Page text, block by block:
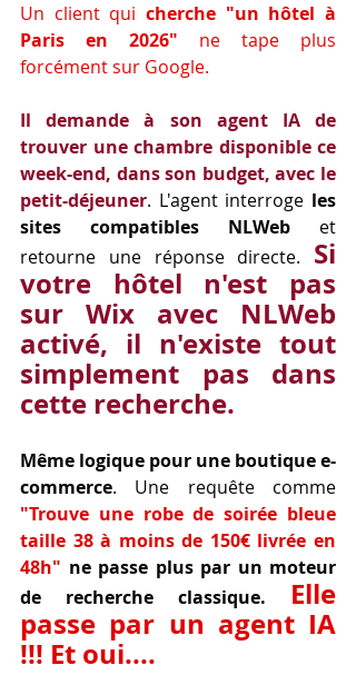
Un client qui cherche "un hôtel à
Paris en 2026" ne tape plus
forcément sur Google.
Il demande à son agent IA de
trouver une chambre disponible ce
week-end, dans son budget, avec le
petit-déjeuner. L'agent interroge les
sites compatibles NLWeb et
retourne une réponse directe. Si
votre hôtel n'est pas
sur Wix avec NLWeb
activé, il n'existe tout
simplement pas dans
cette recherche.
Même logique pour une boutique e-
commerce
"Trouve une robe de soirée bleue
taille 38 à moins de 150€ livrée en
48h" ne passe plus par un moteur
de recherche classique. Elle
passe par un agent IA
!!! Et oui....